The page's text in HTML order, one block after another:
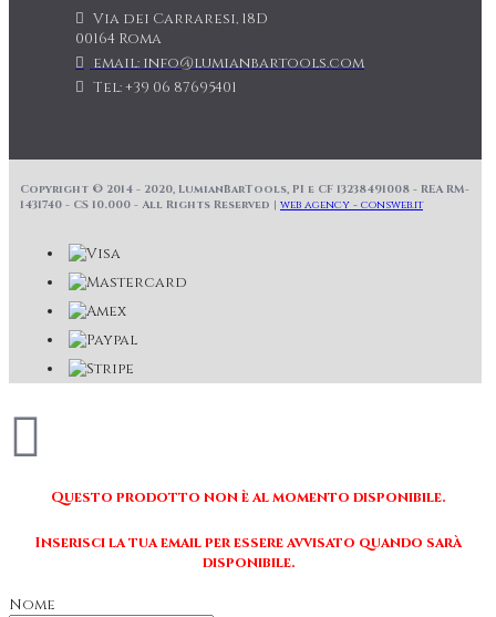
Via dei Carraresi, 18D
00164 Roma
email: info@lumianbartools.com
Tel: +39 06 87695401
Copyright © 2014 - 2020, LumianBarTools, PI e CF 13238491008 - REA RM-
1431740 - CS 10.000 - All Rights Reserved | web agency - consweb.it
Questo prodotto non è al momento disponibile.
Inserisci la tua email per essere avvisato quando sarà
disponibile.
Nome